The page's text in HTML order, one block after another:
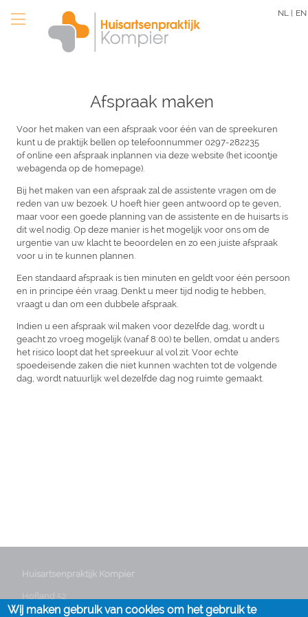
NL | EN
Afspraak maken
Voor het maken van een afspraak voor één van de spreekuren
kunt u de praktijk bellen op telefoonnummer 0297-282235
of online een afspraak inplannen via deze website (het icoontje
webagenda op de homepage).
Bij het maken van een afspraak zal de assistente vragen om de
reden van uw bezoek. U hoeft hier geen antwoord op te geven,
maar voor een goede planning van de assistente en de huisarts is
dit wel nodig. Op deze manier is het mogelijk voor ons om de
urgentie van uw klacht te beoordelen en zo een juiste afspraak
voor u in te kunnen plannen.
Een standaard afspraak is tien minuten en geldt voor één persoon
en in principe één vraag. Denkt u meer tijd nodig te hebben,
vraagt u dan om een dubbele afspraak.
Indien u een afspraak wil maken voor dezelfde dag, wordt u
geacht zo vroeg mogelijk (vanaf 8:00) te bellen, omdat u anders
het risico loopt dat het spreekuur al vol zit. Voor echte
spoedeisende zaken die niet kunnen wachten tot de volgende
dag, wordt natuurlijk wel dezelfde dag nog ruimte gemaakt.
Huisartsenpraktijk Kompier
Hofland 52
3641 GG Mijdrecht
Wij maken gebruik van cookies om het gebruik te